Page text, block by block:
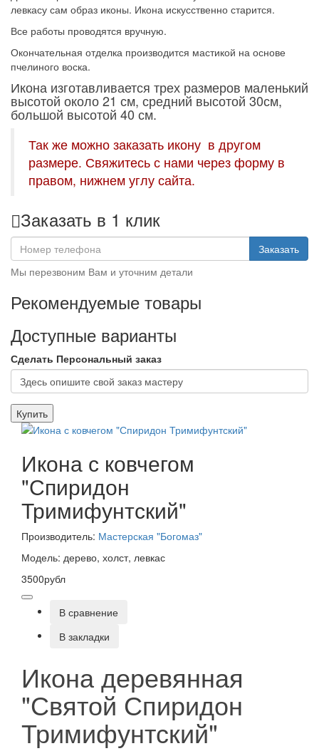
левкасу сам образ иконы. Икона искусственно старится.
Все работы проводятся вручную.
Окончательная отделка производится мастикой на основе
пчелиного воска.
Икона изготавливается трех размеров маленький
высотой около 21 см, средний высотой 30см,
большой высотой 40 см.
Так же можно заказать икону в другом
размере. Свяжитесь с нами через форму в
правом, нижнем углу сайта.
Заказать в 1 клик
Заказать
Мы перезвоним Вам и уточним детали
Рекомендуемые товары
Доступные варианты
Сделать Персональный заказ
Купить
Икона с ковчегом
"Спиридон
Тримифунтский"
Производитель: Мастерская "Богомаз"
Модель: дерево, холст, левкас
3500рубл
В сравнение
В закладки
Икона деревянная
"Святой Спиридон
Тримифунтский"